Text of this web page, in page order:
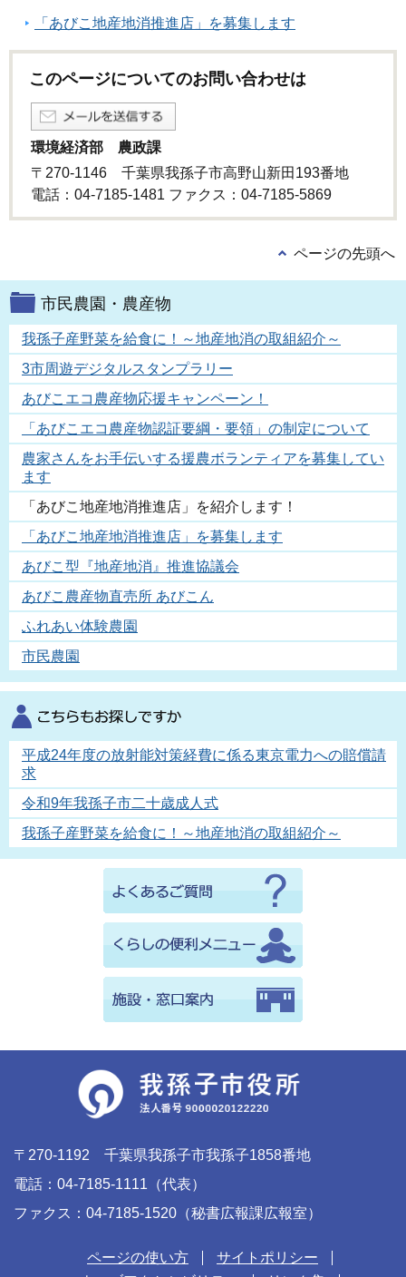
「あびこ地産地消推進店」を募集します
このページについてのお問い合わせは
環境経済部 農政課
〒270-1146 千葉県我孫子市高野山新田193番地
電話：04-7185-1481 ファクス：04-7185-5869
ページの先頭へ
市民農園・農産物
我孫子産野菜を給食に！～地産地消の取組紹介～
3市周遊デジタルスタンプラリー
あびこエコ農産物応援キャンペーン！
「あびこエコ農産物認証要綱・要領」の制定について
農家さんをお手伝いする援農ボランティアを募集してい
ます
「あびこ地産地消推進店」を紹介します！
「あびこ地産地消推進店」を募集します
あびこ型『地産地消』推進協議会
あびこ農産物直売所 あびこん
ふれあい体験農園
市民農園
平成24年度の放射能対策経費に係る東京電力への賠償請
求
令和9年我孫子市二十歳成人式
我孫子産野菜を給食に！～地産地消の取組紹介～
〒270-1192 千葉県我孫子市我孫子1858番地
電話：04-7185-1111（代表）
ファクス：04-7185-1520（秘書広報課広報室）
ページの使い方
サイトポリシー